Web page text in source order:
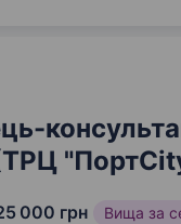
000 грн Вища за